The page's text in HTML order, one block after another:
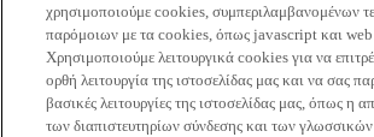
χρησιμοποιούμε cookies, συμπεριλαμβανομένων
παρόμοιων με τα cookies, όπως javascript και web
Χρησιμοποιούμε λειτουργικά cookies για να
ορθή λειτουργία της ιστοσελίδας μας και να σας
βασικές λειτουργίες της ιστοσελίδας μας, όπως η
των διαπιστευτηρίων σύνδεσης και των